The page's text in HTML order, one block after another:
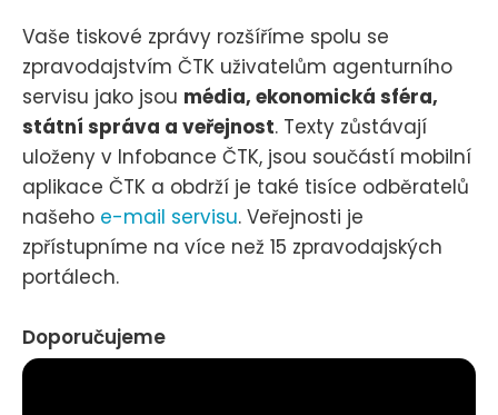
Vaše tiskové zprávy rozšíříme spolu se
zpravodajstvím ČTK uživatelům agenturního
servisu jako jsou média, ekonomická sféra,
státní správa a veřejnost. Texty zůstávají
uloženy v Infobance ČTK, jsou součástí mobilní
aplikace ČTK a obdrží je také tisíce odběratelů
našeho e-mail servisu. Veřejnosti je
zpřístupníme na více než 15 zpravodajských
portálech.
Doporučujeme